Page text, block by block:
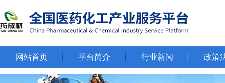
网站首页 平台简介 行业新闻 政策